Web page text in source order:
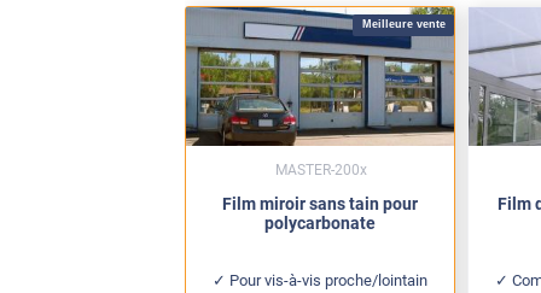
Meilleure vente
Film miroir sans tain pour
polycarbonate
Pour vis-à-vis proche/lointain
MASTER-200x
Film